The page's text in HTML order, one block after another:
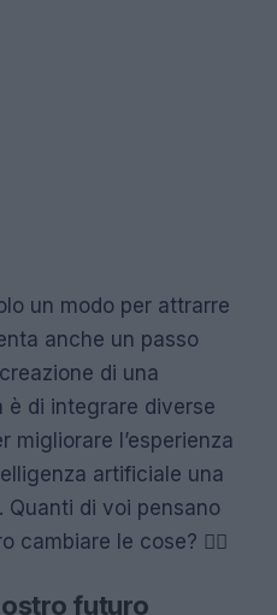
un modo per attrarre
anche un passo
di una
è di integrare diverse
migliorare l’esperienza
artificiale una
di voi pensano
cambiare le cose? 🤷‍♀️
futuro